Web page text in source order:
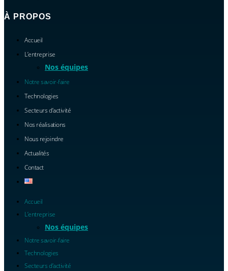
À PROPOS
Accueil
L’entreprise
Nos équipes
Notre savoir-faire
Technologies
Secteurs d’activité
Nos réalisations
Nous rejoindre
Actualités
Contact
Accueil
L’entreprise
Nos équipes
Notre savoir-faire
Technologies
Secteurs d’activité